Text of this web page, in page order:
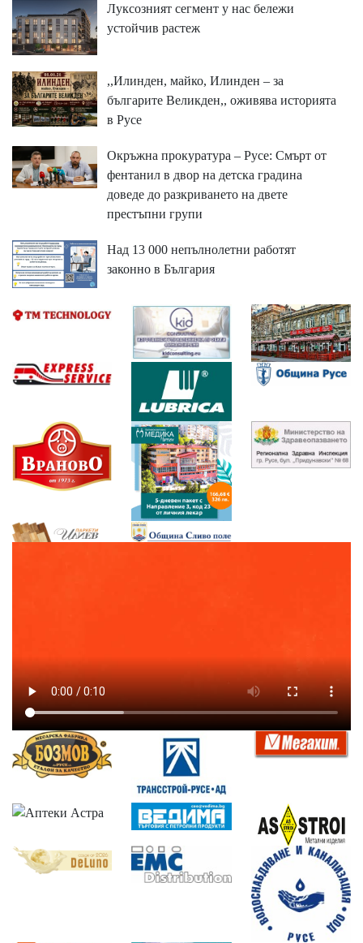
Луксозният сегмент у нас бележи
устойчив растеж
,,Илинден, майко, Илинден – за
българите Великден,, оживява историята
в Русе
Окръжна прокуратура – Русе: Смърт от
фентанил в двор на детска градина
доведе до разкриването на двете
престъпни групи
Над 13 000 непълнолетни работят
законно в България